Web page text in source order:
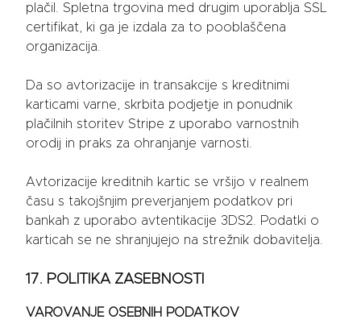
plačil. Spletna trgovina med drugim uporablja SSL
certifikat, ki ga je izdala za to pooblaščena
organizacija.
Da so avtorizacije in transakcije s kreditnimi
karticami varne, skrbita podjetje in ponudnik
plačilnih storitev Stripe z uporabo varnostnih
orodij in praks za ohranjanje varnosti.
Avtorizacije kreditnih kartic se vršijo v realnem
času s takojšnjim preverjanjem podatkov pri
bankah z uporabo avtentikacije 3DS2. Podatki o
karticah se ne shranjujejo na strežnik dobavitelja.
17. POLITIKA ZASEBNOSTI
VAROVANJE OSEBNIH PODATKOV